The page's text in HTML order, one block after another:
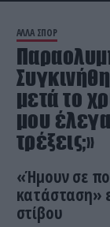
ΑΛΛΑ ΣΠΟΡ
μετά το
μου
τρέξεις;»
«Ήμουν σε
κατάσταση»
στίβου